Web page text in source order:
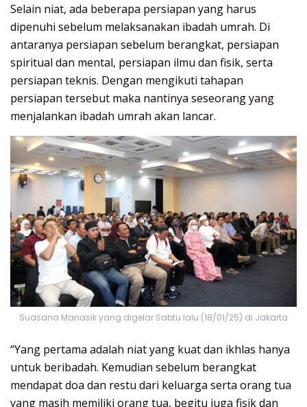
Selain niat, ada beberapa persiapan yang harus
dipenuhi sebelum melaksanakan ibadah umrah. Di
antaranya persiapan sebelum berangkat, persiapan
spiritual dan mental, persiapan ilmu dan fisik, serta
persiapan teknis. Dengan mengikuti tahapan
persiapan tersebut maka nantinya seseorang yang
menjalankan ibadah umrah akan lancar.
Suasana Manasik yang digelar Sabtu lalu (18/01/25) di Jakarta
“Yang pertama adalah niat yang kuat dan ikhlas hanya
untuk beribadah. Kemudian sebelum berangkat
mendapat doa dan restu dari keluarga serta orang tua
yang masih memiliki orang tua, begitu juga fisik dan